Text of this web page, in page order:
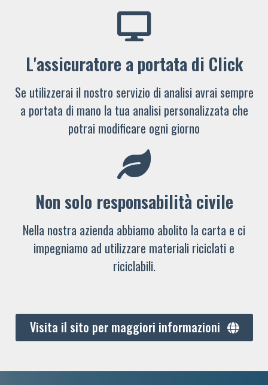
L'assicuratore a portata di Click
Se utilizzerai il nostro servizio di analisi avrai sempre
a portata di mano la tua analisi personalizzata che
potrai modificare ogni giorno
Non solo responsabilità civile
Nella nostra azienda abbiamo abolito la carta e ci
impegniamo ad utilizzare materiali riciclati e
riciclabili.
Visita il sito per maggiori informazioni